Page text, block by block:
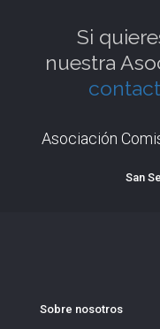
Si
nuestra
Asociación
San
Sobre nosotros